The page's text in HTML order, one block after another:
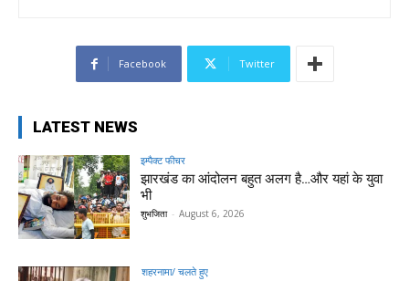
Facebook Twitter
LATEST NEWS
इम्पैक्ट फीचर
झारखंड का आंदोलन बहुत अलग है…और यहां के युवा
भी
शुभजिता - August 6, 2026
शहरनामा/ चलते हुए